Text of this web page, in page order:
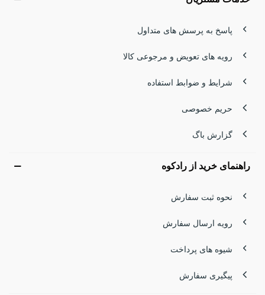
است که بتواند در برابر بادهای شدید، برف سنگین و دمای زیر
صفر مقاومت کند. یک کاپشن زنانه ضدباد، ضدآب و گرم
صعودهای زمستانی هستند. این کاپشن‌ها با حفظ دمای بدن، مانع
از افت انرژی می‌شوند و اجازه می‌دهند تمرکز کامل روی مسیر
لذت‌بخش است.
کاپشن پر لایت زنانه | سبک، گرم و مناسب صعودهای سریع
پاسخ به پرسش های متداول
رویه های تعویض و مرجوعی کالا
شرایط و ضوابط استفاده
حریم خصوصی
گزارش باگ
راهنمای خرید از رادکوه
نحوه ثبت سفارش
رویه ارسال سفارش
شیوه های پرداخت
پیگیری سفارش